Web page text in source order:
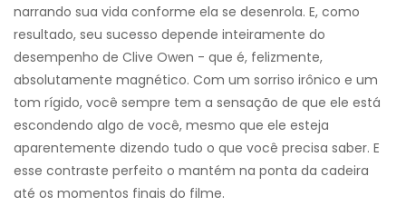
narrando sua vida conforme ela se desenrola. E, como
resultado, seu sucesso depende inteiramente do
desempenho de Clive Owen - que é, felizmente,
absolutamente magnético. Com um sorriso irônico e um
tom rígido, você sempre tem a sensação de que ele está
escondendo algo de você, mesmo que ele esteja
aparentemente dizendo tudo o que você precisa saber. E
esse contraste perfeito o mantém na ponta da cadeira
até os momentos finais do filme.